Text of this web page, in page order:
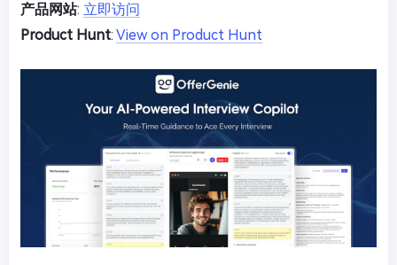
产品网站: 立即访问
Product Hunt: View on Product Hunt